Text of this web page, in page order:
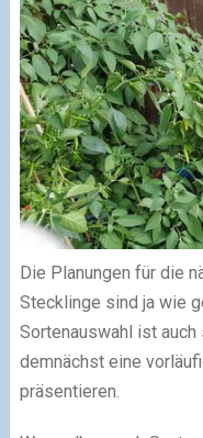
Die Planungen für die
Stecklinge sind ja wie
Sortenauswahl ist
demnächst eine
präsentieren.